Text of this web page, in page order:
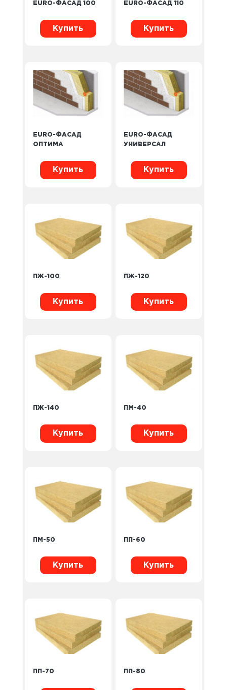
EURO-ФАСАД 100
Купить
EURO-ФАСАД 110
Купить
EURO-ФАСАД
ОПТИМА
Купить
EURO-ФАСАД
УНИВЕРСАЛ
Купить
ПЖ-100
Купить
ПЖ-120
Купить
ПЖ-140
Купить
ПМ-40
Купить
ПМ-50
Купить
ПП-60
Купить
ПП-70 ПП-80